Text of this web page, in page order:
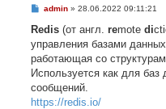
С
о
щ
е
и
е
admin» 28.06.2022 09:11:21
Redis (от англ. remote di
управления базами
работающая со
Используется как для
сообщений.
https://redis.io/